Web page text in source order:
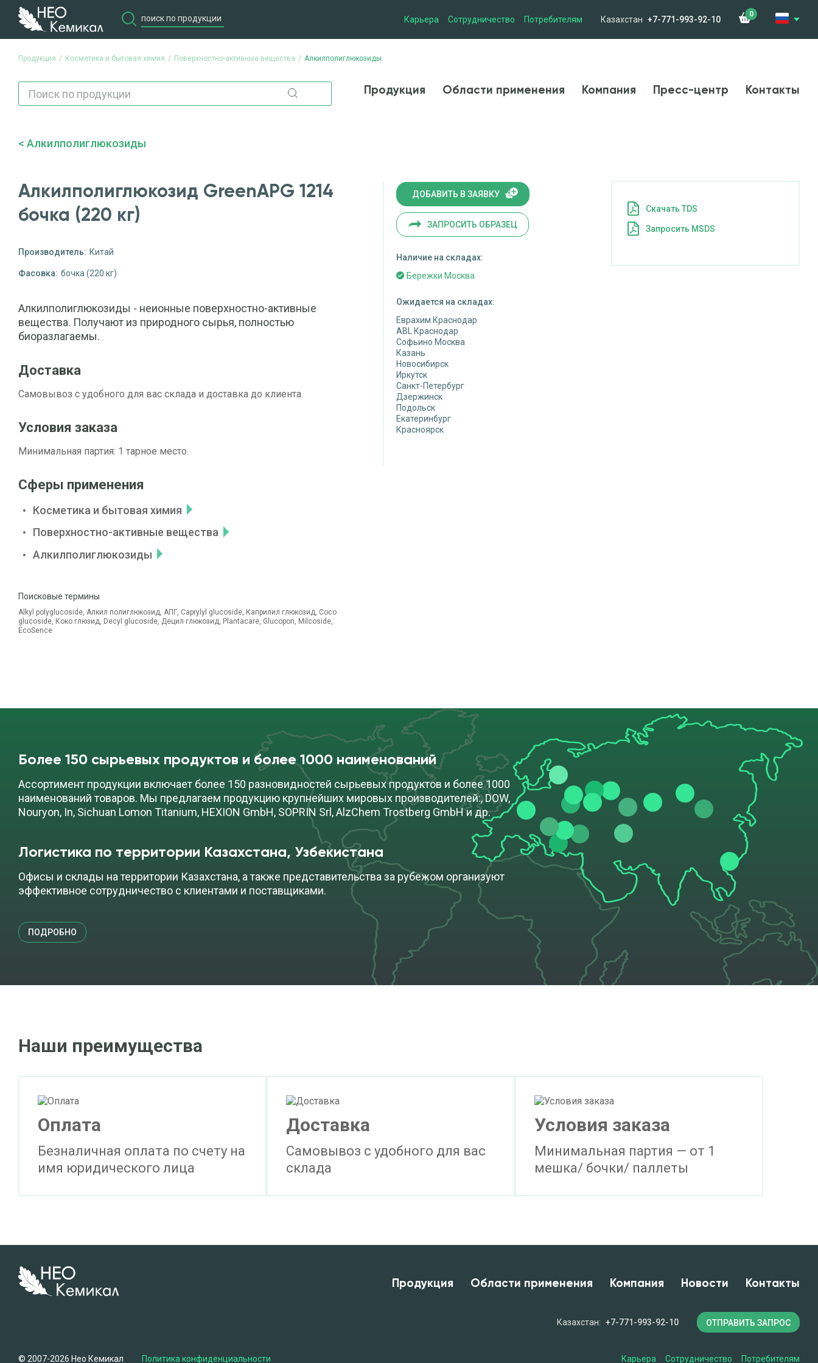
Карьера Сотрудничество Потребителям Казахстан +7-771-993-92-10
0
Продукция Косметика и бытовая химия Поверхностно-активные вещества Алкилполиглюкозиды
Продукция Области применения Компания Пресс-центр Контакты
Алкилполиглюкозиды
Алкилполиглюкозид GreenAPG 1214
бочка (220 кг)
Производитель: Китай
Фасовка: бочка (220 кг)
Алкилполиглюкозиды - неионные поверхностно-активные
вещества. Получают из природного сырья, полностью
биоразлагаемы.
Доставка
Самовывоз с удобного для вас склада и доставка до клиента.
Условия заказа
Минимальная партия: 1 тарное место.
Сферы применения
Косметика и бытовая химия
Поверхностно-активные вещества
Алкилполиглюкозиды
Поисковые термины
Alkyl polyglucoside, Алкил полиглюкозид, АПГ, Caprylyl glucoside, Каприлил глюкозид, Coco
glucoside, Коко глюзид, Decyl glucoside, Децил глюкозид, Plantacare, Glucopon, Milcoside,
EcoSence
ДОБАВИТЬ В ЗАЯВКУ
ЗАПРОСИТЬ ОБРАЗЕЦ
Наличие на складах:
Бережки Москва
Ожидается на складах:
Еврахим Краснодар
ABL Краснодар
Софьино Москва
Казань
Новосибирск
Иркутск
Санкт-Петербург
Дзержинск
Подольск
Екатеринбург
Красноярск
Cкачать TDS
Запросить MSDS
Более 150 сырьевых продуктов и более 1000 наименований
Ассортимент продукции включает более 150 разновидностей сырьевых продуктов и более 1000
наименований товаров. Мы предлагаем продукцию крупнейших мировых производителей:, DOW,
Nouryon, In, Sichuan Lomon Titanium, HEXION GmbH, SOPRIN Srl, AlzChem Trostberg GmbH и др.
Логистика по территории Казахстана, Узбекистана
Офисы и склады на территории Казахстана, а также представительства за рубежом организуют
эффективное сотрудничество с клиентами и поставщиками.
ПОДРОБНО
Наши преимущества
Оплата
Безналичная оплата по счету на
имя юридического лица
Доставка
Самовывоз с удобного для вас
склада
Условия заказа
Минимальная партия — от 1
мешка/ бочки/ паллеты
Продукция Области применения Компания Новости Контакты
Казахстан: +7-771-993-92-10 ОТПРАВИТЬ ЗАПРОС
© 2007-2026 Нео Кемикал Политика конфиденциальности Карьера Сотрудничество Потребителям